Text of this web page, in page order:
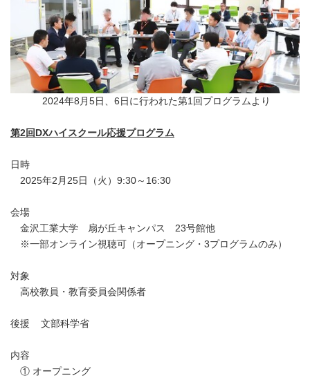
2024年8月5日、6日に行われた第1回プログラムより
第2回DXハイスクール応援プログラム
日時
2025年2月25日（火）9:30～16:30
会場
金沢工業大学 扇が丘キャンパス 23号館他
※一部オンライン視聴可（オープニング・3プログラムのみ）
対象
高校教員・教育委員会関係者
後援 文部科学省
内容
① オープニング